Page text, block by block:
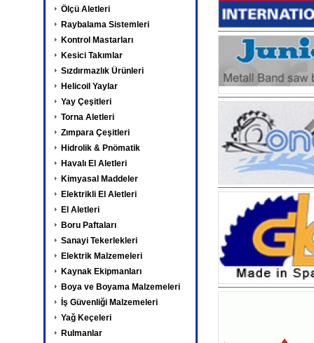
Ölçü Aletleri
Raybalama Sistemleri
Kontrol Mastarları
Kesici Takımlar
Sızdırmazlık Ürünleri
Helicoil Yaylar
Yay Çeşitleri
Torna Aletleri
Zımpara Çeşitleri
Hidrolik & Pnömatik
Havalı El Aletleri
Kimyasal Maddeler
Elektrikli El Aletleri
El Aletleri
Boru Paftaları
Sanayi Tekerlekleri
Elektrik Malzemeleri
Kaynak Ekipmanları
Boya ve Boyama Malzemeleri
İş Güvenliği Malzemeleri
Yağ Keçeleri
Rulmanlar